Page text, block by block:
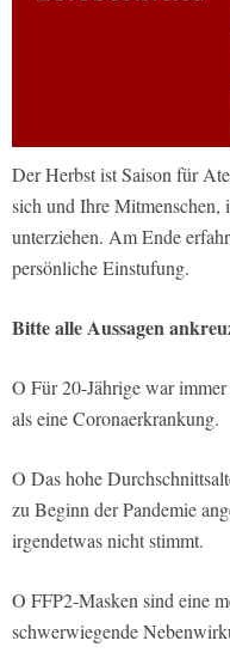
Der Herbst ist Saison für
sich und Ihre Mitmenschen,
unterziehen. Am Ende
persönliche Einstufung.
Bitte alle Aussagen
O Für 20-Jährige war
als eine Coronaerkrankung.
O Das hohe
zu Beginn der Pandemie
irgendetwas nicht stimmt.
O FFP2-Masken sind eine
schwerwiegende